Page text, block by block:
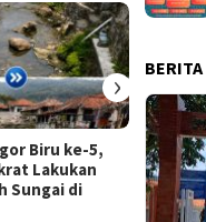
Biru ke-5,
Lakukan
Sungai di
›